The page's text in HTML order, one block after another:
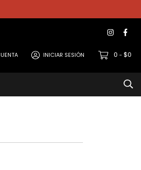
INICIAR SESIÓN 0 - $0